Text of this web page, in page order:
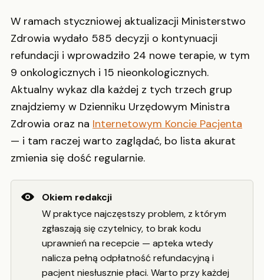
W ramach styczniowej aktualizacji Ministerstwo
Zdrowia wydało 585 decyzji o kontynuacji
refundacji i wprowadziło 24 nowe terapie, w tym
9 onkologicznych i 15 nieonkologicznych.
Aktualny wykaz dla każdej z tych trzech grup
znajdziemy w Dzienniku Urzędowym Ministra
Zdrowia oraz na Internetowym Koncie Pacjenta
— i tam raczej warto zaglądać, bo lista akurat
zmienia się dość regularnie.
Okiem redakcji
W praktyce najczęstszy problem, z którym
zgłaszają się czytelnicy, to brak kodu
uprawnień na recepcie — apteka wtedy
nalicza pełną odpłatność refundacyjną i
pacjent niesłusznie płaci. Warto przy każdej